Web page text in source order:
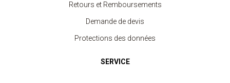
Retours et Remboursements
Demande de devis
Protections des données
SERVICE